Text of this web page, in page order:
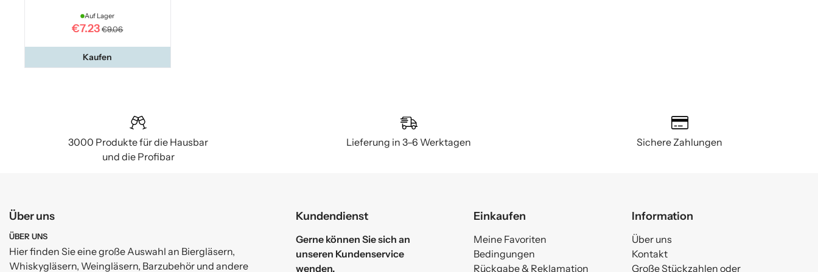
Auf Lager
€7.23 €9.06
Kaufen
3000 Produkte für die Hausbar
und die Profibar
Lieferung in 3–6 Werktagen Sichere Zahlungen
Über uns
ÜBER UNS
Hier finden Sie eine große Auswahl an Biergläsern,
Whiskygläsern, Weingläsern, Barzubehör und andere
Kundendienst
Gerne können Sie sich an
unseren Kundenservice
wenden.
Einkaufen
Meine Favoriten
Bedingungen
Rückgabe & Reklamation
Information
Über uns
Kontakt
Große Stückzahlen oder